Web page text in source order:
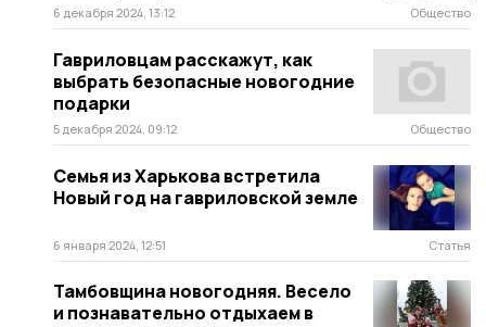
6 декабря 2024, 13:12 Общество
Гавриловцам расскажут, как
выбрать безопасные новогодние
подарки
5 декабря 2024, 09:12 Общество
Семья из Харькова встретила
Новый год на гавриловской земле
6 января 2024, 12:51 Статья
Тамбовщина новогодняя. Весело
и познавательно отдыхаем в